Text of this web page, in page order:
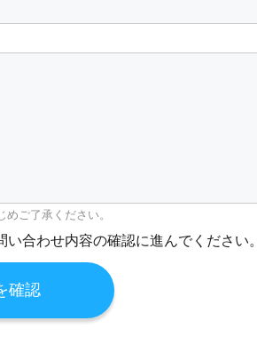
ご了承ください。
い合わせ内容の確認に進んでください。